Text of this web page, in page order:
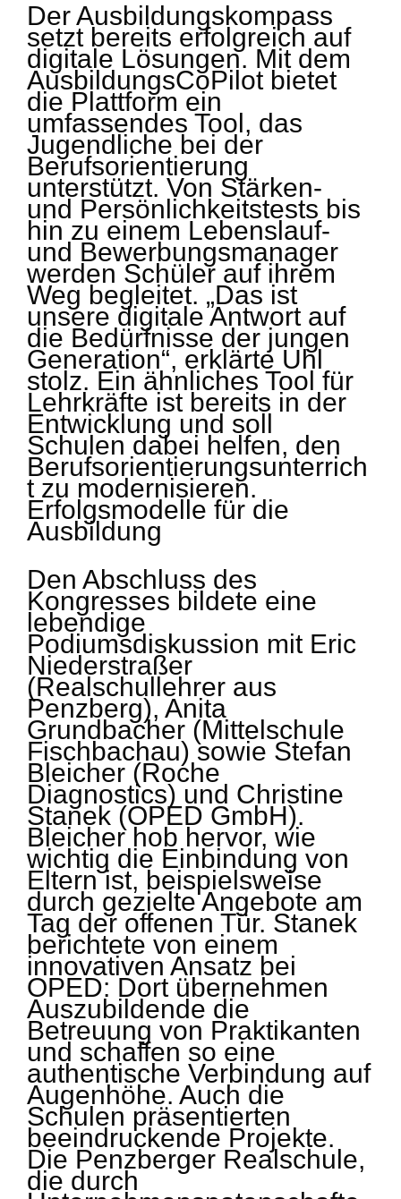
Der Ausbildungskompass
setzt bereits erfolgreich auf
digitale Lösungen. Mit dem
AusbildungsCoPilot bietet
die Plattform ein
umfassendes Tool, das
Jugendliche bei der
Berufsorientierung
unterstützt. Von Stärken-
und Persönlichkeitstests bis
hin zu einem Lebenslauf-
und Bewerbungsmanager
werden Schüler auf ihrem
Weg begleitet. „Das ist
unsere digitale Antwort auf
die Bedürfnisse der jungen
Generation“, erklärte Uhl
stolz. Ein ähnliches Tool für
Lehrkräfte ist bereits in der
Entwicklung und soll
Schulen dabei helfen, den
Berufsorientierungsunterrich
t zu modernisieren.
Erfolgsmodelle für die
Ausbildung
Den Abschluss des
Kongresses bildete eine
lebendige
Podiumsdiskussion mit Eric
Niederstraßer
(Realschullehrer aus
Penzberg), Anita
Grundbacher (Mittelschule
Fischbachau) sowie Stefan
Bleicher (Roche
Diagnostics) und Christine
Stanek (OPED GmbH).
Bleicher hob hervor, wie
wichtig die Einbindung von
Eltern ist, beispielsweise
durch gezielte Angebote am
Tag der offenen Tür. Stanek
berichtete von einem
innovativen Ansatz bei
OPED: Dort übernehmen
Auszubildende die
Betreuung von Praktikanten
und schaffen so eine
authentische Verbindung auf
Augenhöhe. Auch die
Schulen präsentierten
beeindruckende Projekte.
Die Penzberger Realschule,
die durch